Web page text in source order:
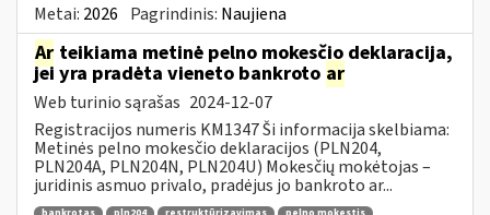
Metai: 2026 Pagrindinis: Naujiena
Ar teikiama metinė pelno mokesčio deklaracija,
jei yra pradėta vieneto bankroto ar
Web turinio sąrašas 2024-12-07
Registracijos numeris KM1347 Ši informacija skelbiama:
Metinės pelno mokesčio deklaracijos (PLN204,
PLN204A, PLN204N, PLN204U) Mokesčių mokėtojas –
juridinis asmuo privalo, pradėjus jo bankroto ar...